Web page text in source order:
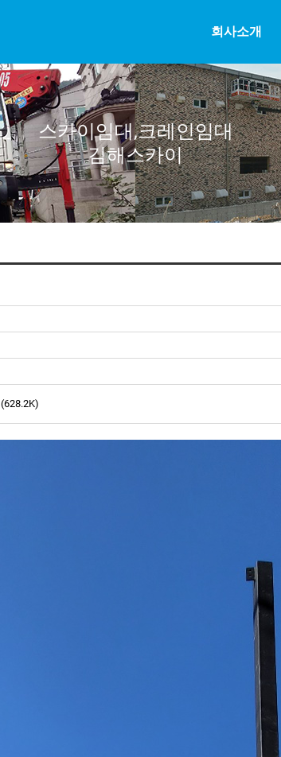
회사소개
스카이임대,크레인임대
김해스카이
(628.2K)